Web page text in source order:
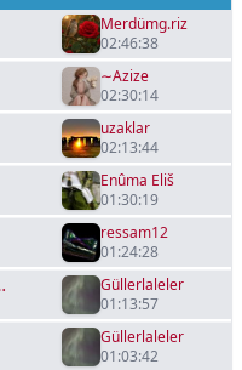
Merdümg.riz
02:46:38
∼Azize
02:30:14
uzaklar
02:13:44
Enûma Eliš
01:30:19
ressam12
01:24:28
Güllerlaleler
01:13:57
Güllerlaleler
01:03:42